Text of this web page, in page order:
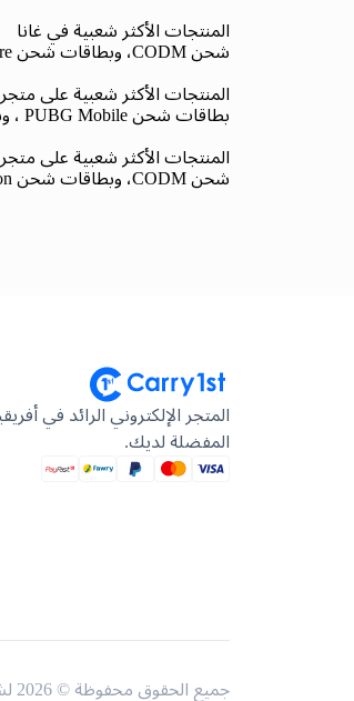
المنتجات الأكثر شعبية في غانا
شحن CODM، وبطاقات شحن Free Fire ، وبطاقات شحن Apple ، وبطاقات شحن Razer Gold ، وبطاقات شحن PlayStation ، ورصيد بيانات MTN.
المنتجات الأكثر شعبية على
بطاقات شحن PUBG Mobile ، وبطاقات شحن CODM، وبطاقات شحن Free Fire ، وبطاقات شحن Razer Gold ، وبطاقات شحن Apple ، وبطاقات شحن Steam Global.
المنتجات الأكثر شعبية على
شحن CODM، وبطاقات شحن Amazon ، وبطاقات شحن Xbox ، وبطاقات شحن Apple ، وبطاقات شحن GameStop ، وبطاقات شحن Google Play، وبطاقات شحن Twitch .
المتجر الإلكتروني الرائد في
المفضلة لديك.
جميع الحقوق محفوظة © 2026 لشركة Carry1st .